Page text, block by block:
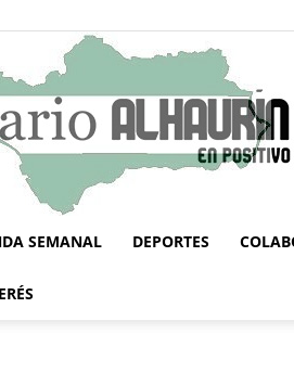
SEMANAL DEPORTES